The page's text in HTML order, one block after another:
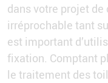
dans votre projet
irréprochable tant
est important
fixation. Comptant
le traitement des